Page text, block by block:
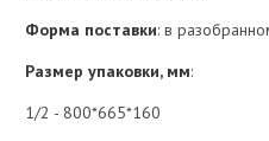
Форма поставки: в
Размер упаковки, мм:
1/2 - 800*665*160